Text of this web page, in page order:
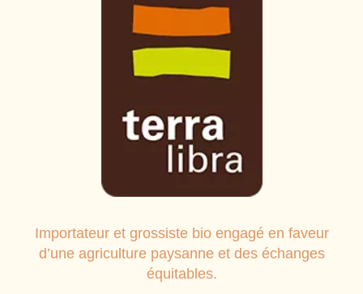
Importateur et grossiste bio engagé en faveur
d’une agriculture paysanne et des échanges
équitables.